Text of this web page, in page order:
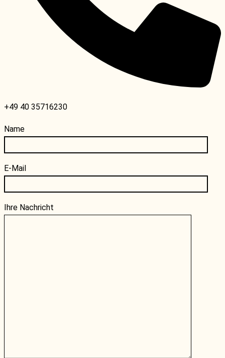
+49 40 35716230
Name
E-Mail
Ihre Nachricht